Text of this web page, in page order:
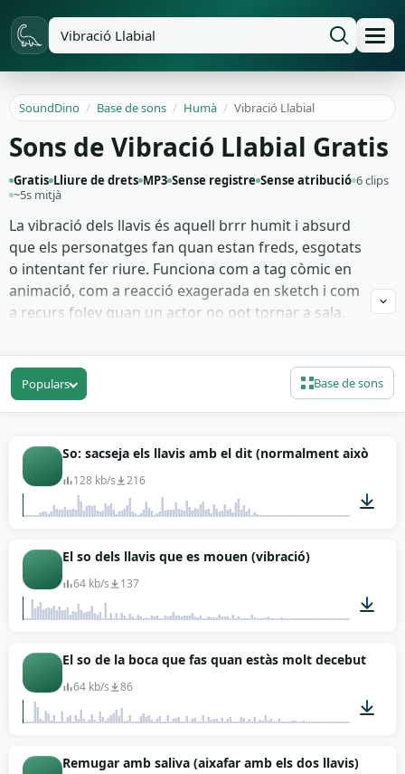
SoundDino / Base de sons / Humà / Vibració Llabial
Sons de Vibració Llabial Gratis
Gratis Lliure de drets MP3 Sense registre Sense atribució 6 clips
~5s mitjà
La vibració dels llavis és aquell brrr humit i absurd
que els personatges fan quan estan freds, esgotats
o intentant fer riure. Funciona com a tag còmic en
animació, com a reacció exagerada en sketch i com
a recurs foley quan un actor no pot tornar a sala.
que renilla en peces infantils o de criatures
imaginàries en cinema de fantasia.
Aquí trobaràs 6 preses curtes, cada una amb una
d'aire i tonalitat. Pots descarregar-les gratis en MP3
i fer-les servir per a animació, podcast, sketch en
directe, doblatge o sound design de jocs casuals. El
material és sense drets d'autor i no exigeix
paperassa.
Populars Base de sons
So: sacseja els llavis amb el dit (normalment això
128 kb/s 216
El so dels llavis que es mouen (vibració)
64 kb/s 137
00:02
El so de la boca que fas quan estàs molt decebut o
64 kb/s 86
00:08
Remugar amb saliva (aixafar amb els dos llavis)